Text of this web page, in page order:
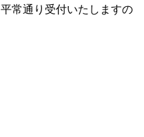
常通り受付いたしますの